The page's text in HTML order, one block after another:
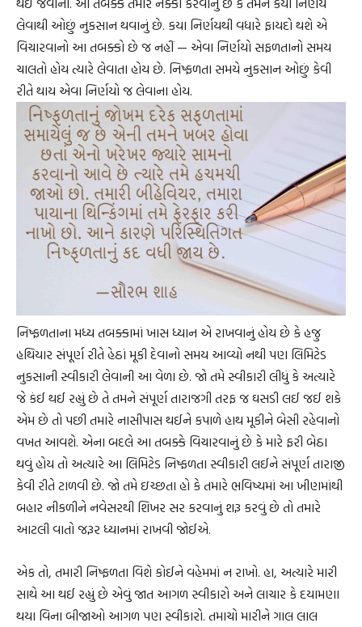
લેવાથી ઓછું નુકસાન થવાનું છે. કયા નિર્ણયથી વધારે ફાયદો થશે એ
વિચારવાનો આ તબક્કો છે જ નહીં — એવા નિર્ણયો સફળતાનો સમય
ચાલતો હોય ત્યારે લેવાતા હોય છે. નિષ્ફળતા સમયે નુકસાન ઓછું કેવી
રીતે થાય એવા નિર્ણયો જ લેવાના હોય.
નિષ્ફળતાના મધ્ય તબક્કામાં ખાસ ધ્યાન એ રાખવાનું હોય છે કે હજુ
હથિયાર સંપૂર્ણ રીતે હેઠાં મૂકી દેવાનો સમય આવ્યો નથી પણ લિમિટેડ
નુકસાની સ્વીકારી લેવાની આ વેળા છે. જો તમે સ્વીકારી લીધું કે અત્યારે
જે કંઈ થઈ રહ્યું છે તે તમને સંપૂર્ણ તારાજગી તરફ જ ઘસડી લઈ જઈ શકે
એમ છે તો પછી તમારે નાસીપાસ થઈને કપાળે હાથ મૂકીને બેસી રહેવાનો
વખત આવશે. એના બદલે આ તબક્કે વિચારવાનું છે કે મારે ફરી બેઠા
થવું હોય તો અત્યારે આ લિમિટેડ નિષ્ફળતા સ્વીકારી લઈને સંપૂર્ણ તારાજી
કેવી રીતે ટાળવી છે. જો તમે ઇચ્છતા હો કે તમારે ભવિષ્યમાં આ ખીણમાંથી
બહાર નીકળીને નવેસરથી શિખર સર કરવાનું શરૂ કરવું છે તો તમારે
આટલી વાતો જરૂર ધ્યાનમાં રાખવી જોઈએ.
એક તો, તમારી નિષ્ફળતા વિશે કોઈને વહેમમાં ન રાખો. હા, અત્યારે મારી
સાથે આ થઈ રહ્યું છે એવું જાત આગળ સ્વીકારો અને લાચાર કે દયામણા
થયા વિના બીજાઓ આગળ પણ સ્વીકારો. તમાચો મારીને ગાલ લાલ